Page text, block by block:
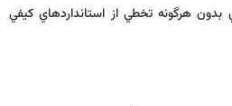
هرگونه تخطي از استانداردهاي كيفي